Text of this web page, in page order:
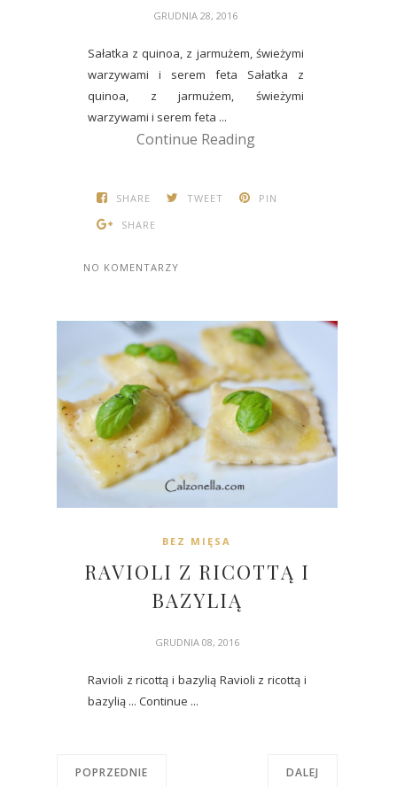
GRUDNIA 28, 2016
Sałatka z quinoa, z jarmużem, świeżymi
warzywami i serem feta Sałatka z
quinoa, z jarmużem, świeżymi
warzywami i serem feta ...
Continue Reading
SHARE TWEET
PIN
SHARE
NO KOMENTARZY
BEZ MIĘSA
RAVIOLI Z RICOTTĄ I
BAZYLIĄ
GRUDNIA 08, 2016
Ravioli z ricottą i bazylią Ravioli z ricottą i
bazylią ... Continue ...
POPRZEDNIE DALEJ